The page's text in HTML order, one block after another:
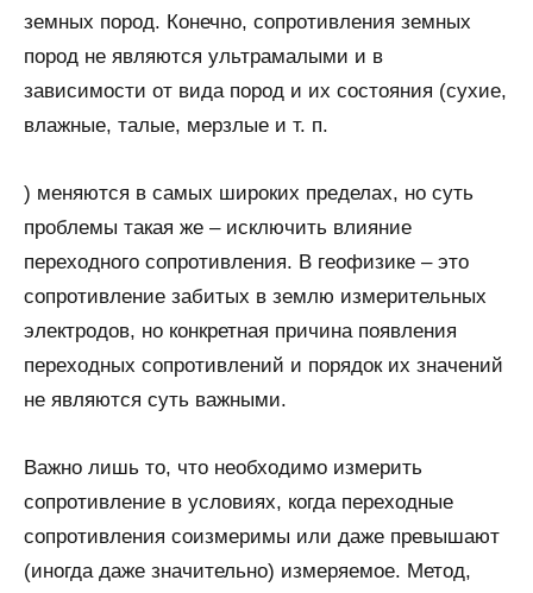
земных пород. Конечно, сопротивления земных
пород не являются ультрамалыми и в
зависимости от вида пород и их состояния (сухие,
влажные, талые, мерзлые и т. п.
) меняются в самых широких пределах, но суть
проблемы такая же – исключить влияние
переходного сопротивления. В геофизике – это
сопротивление забитых в землю измерительных
электродов, но конкретная причина появления
переходных сопротивлений и порядок их значений
не являются суть важными.
Важно лишь то, что необходимо измерить
сопротивление в условиях, когда переходные
сопротивления соизмеримы или даже превышают
(иногда даже значительно) измеряемое. Метод,